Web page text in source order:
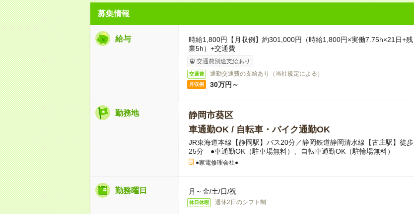
募集情報
給与
時給1,800円【月収例】約301,000円（時給1,800円×実働7.75h×21日+残
業5h）+交通費
交通費別途支給あり
交通費 通勤交通費の支給あり（当社規定による）
月収例 30万円～
勤務地
静岡市葵区
車通勤OK / 自転車・バイク通勤OK
JR東海道本線【静岡駅】バス20分／静岡鉄道静岡清水線【古庄駅】徒歩
25分 ●車通勤OK（駐車場無料）、自転車通勤OK（駐輪場無料）
●家電修理会社●
勤務曜日 月～金/土/日/祝
休日休暇 週休2日のシフト制